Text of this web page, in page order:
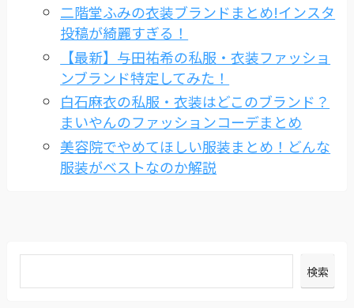
二階堂ふみの衣装ブランドまとめ!インスタ
投稿が綺麗すぎる！
【最新】与田祐希の私服・衣装ファッショ
ンブランド特定してみた！
白石麻衣の私服・衣装はどこのブランド？
まいやんのファッションコーデまとめ
美容院でやめてほしい服装まとめ！どんな
服装がベストなのか解説
検索